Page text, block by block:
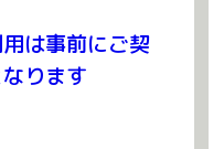
は事前にご契
ります